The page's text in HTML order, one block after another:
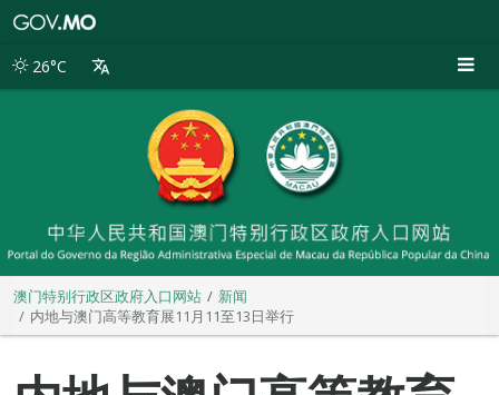
别
26°C
澳门特别行政区政府入口网站
新闻
内地与澳门高等教育展11月11至13日举行